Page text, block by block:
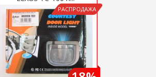
РАСПРОДАЖА